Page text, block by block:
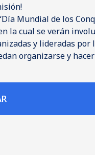
Mundial de los
la cual se verán
y lideradas por
organizarse y